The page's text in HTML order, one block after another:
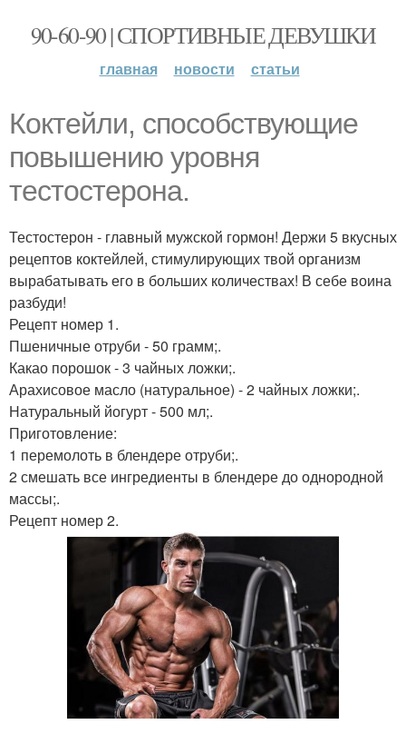
90-60-90 | СПОРТИВНЫЕ ДЕВУШКИ
главная новости статьи
Коктейли, способствующие
повышению уровня
тестостерона.
Тестостерон - главный мужской гормон! Держи 5 вкусных
рецептов коктейлей, стимулирующих твой организм
вырабатывать его в больших количествах! В себе воина
разбуди!
Рецепт номер 1.
Пшеничные отруби - 50 грамм;.
Какао порошок - 3 чайных ложки;.
Арахисовое масло (натуральное) - 2 чайных ложки;.
Натуральный йогурт - 500 мл;.
Приготовление:
1 перемолоть в блендере отруби;.
2 смешать все ингредиенты в блендере до однородной
массы;.
Рецепт номер 2.